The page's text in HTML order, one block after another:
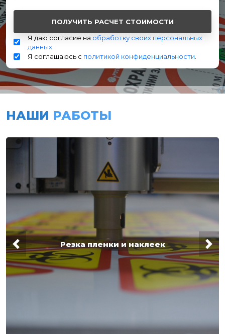
Я даю согласие на обработку своих персональных
данных
Я соглашаюсь с политикой конфиденциальности
НАШИ РАБОТЫ
Резка пленки и наклеек